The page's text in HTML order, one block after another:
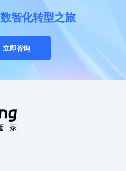
数智化转型之旅」
立即咨询